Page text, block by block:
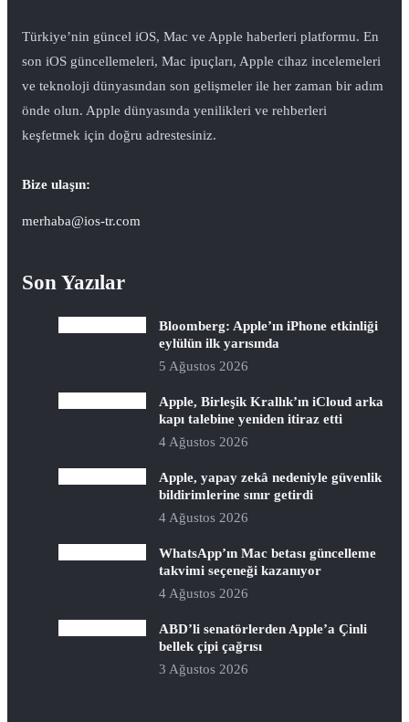
Türkiye’nin güncel iOS, Mac ve Apple haberleri platformu. En
son iOS güncellemeleri, Mac ipuçları, Apple cihaz incelemeleri
ve teknoloji dünyasından son gelişmeler ile her zaman bir adım
önde olun. Apple dünyasında yenilikleri ve rehberleri
keşfetmek için doğru adrestesiniz.
Bize ulaşın:
merhaba@ios-tr.com
Son Yazılar
Bloomberg: Apple’ın iPhone etkinliği
eylülün ilk yarısında
5 Ağustos 2026
Apple, Birleşik Krallık’ın iCloud arka
kapı talebine yeniden itiraz etti
4 Ağustos 2026
Apple, yapay zekâ nedeniyle güvenlik
bildirimlerine sınır getirdi
4 Ağustos 2026
WhatsApp’ın Mac betası güncelleme
takvimi seçeneği kazanıyor
4 Ağustos 2026
ABD’li senatörlerden Apple’a Çinli
bellek çipi çağrısı
3 Ağustos 2026